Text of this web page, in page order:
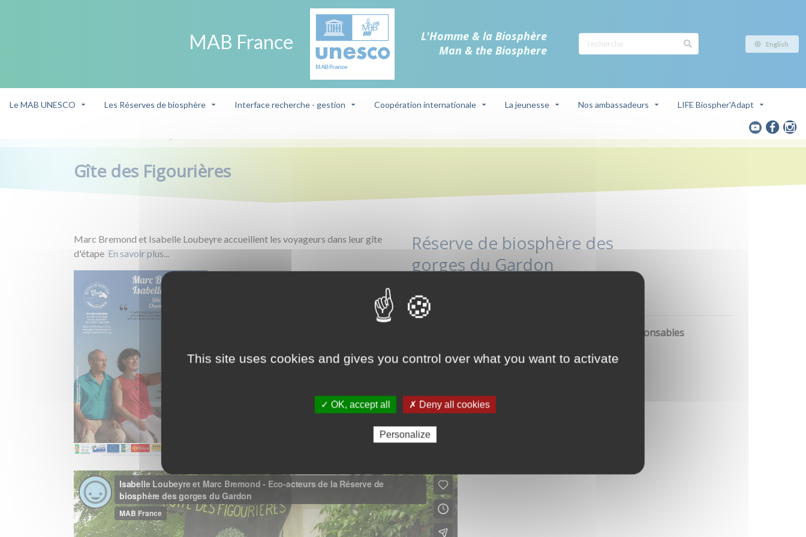
MAB France
L'Homme & la Biosphère
Man & the Biosphere
English
Le MAB UNESCO Les Réserves de biosphère Interface recherche - gestion Coopération internationale La jeunesse Nos ambassadeurs LIFE Biospher'Adapt
Gîte des Figourières
Marc Bremond et Isabelle Loubeyre accueillent les voyageurs dans leur gîte
d'étape En savoir plus...
Réserve de biosphère des
gorges du Gardon
ODD 12 - Consommation et production responsables
This site uses cookies and gives you control over what you want to activate
✓ OK, accept all ✗ Deny all cookies
Personalize